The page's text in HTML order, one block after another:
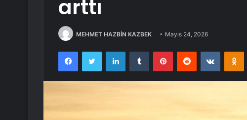
arttı
MEHMET HAZBİN KAZBEK Mayıs 24, 2026
FacebookTwitter LinkedInTumblr PinterestReddit